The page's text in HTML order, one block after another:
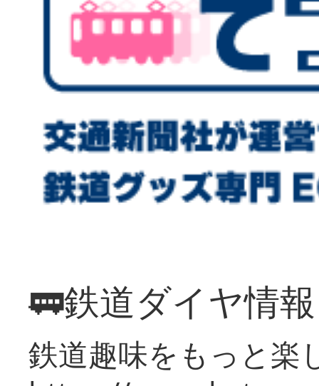
🚃鉄道ダイヤ情
鉄道趣味をもっと楽